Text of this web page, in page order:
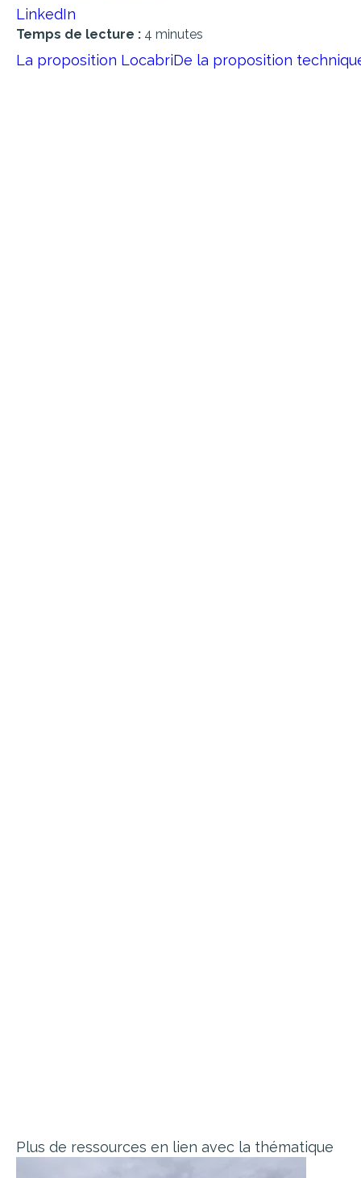
LinkedIn
Temps de lecture : 4 minutes
La proposition LocabriDe la proposition
Plus de ressources en lien avec la thématique